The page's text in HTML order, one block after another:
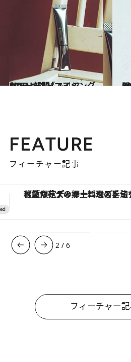
2016.11.24
CREAベストコスメ2016！(3) 「エイジングケア」部門
ビューティ＆ヘルス CREAベストコスメ2016！(4) 「美白ケア」部門
FEATURE
フィーチャー記事
「大事なのは地域の意識を変
3 /6
フィーチャー